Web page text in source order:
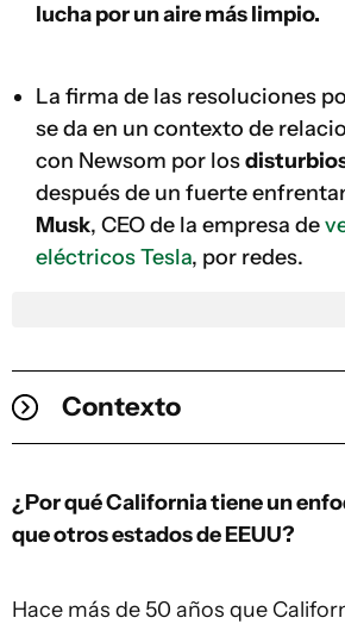
lucha por un aire más limpio.
La firma de las resoluciones
se da en un contexto de
con Newsom por los
después de un fuerte
Musk, CEO de la empresa de
eléctricos Tesla, por redes.
Contexto
¿Por qué California tiene un enfoque más estricto
que otros estados de EEUU?
Hace más de 50 años que